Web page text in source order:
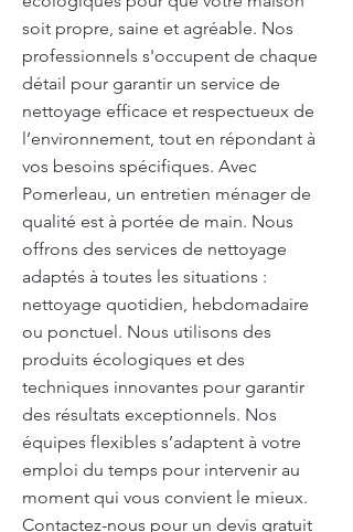
soit propre, saine et agréable. Nos
professionnels s'occupent de chaque
détail pour garantir un service de
nettoyage efficace et respectueux de
l’environnement, tout en répondant à
vos besoins spécifiques. Avec
Pomerleau, un entretien ménager de
qualité est à portée de main. Nous
offrons des services de nettoyage
adaptés à toutes les situations :
nettoyage quotidien, hebdomadaire
ou ponctuel. Nous utilisons des
produits écologiques et des
techniques innovantes pour garantir
des résultats exceptionnels. Nos
équipes flexibles s’adaptent à votre
emploi du temps pour intervenir au
moment qui vous convient le mieux.
Contactez-nous pour un devis gratuit